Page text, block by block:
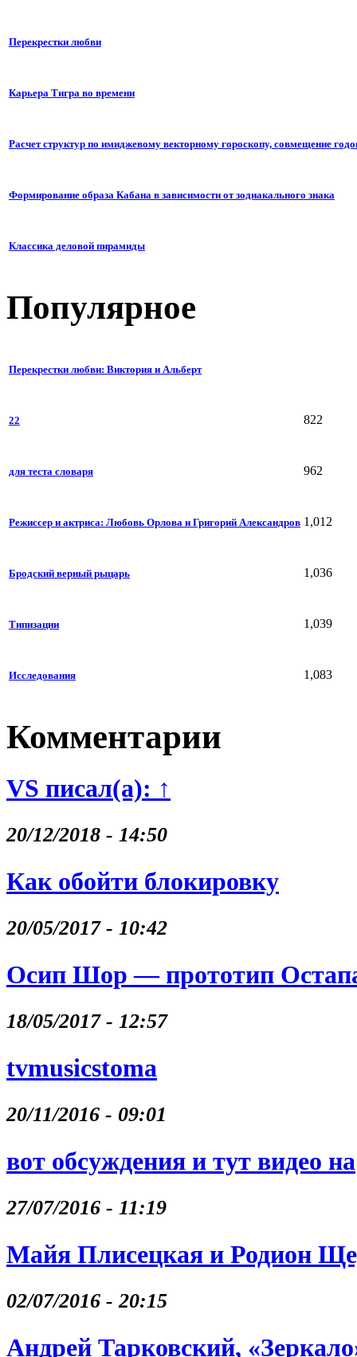
Перекрестки любви
Карьера Тигра во времени
Расчет структур по имиджевому векторному гороскопу, совмещение
Формирование образа Кабана в зависимости от зодиакального знака
Классика деловой пирамиды
Популярное
Перекрестки любви: Виктория и Альберт
22 822
для теста словаря 962
Режиссер и актриса: Любовь Орлова и Григорий Александров 1,012
Бродский верный рыцарь 1,036
Типизации 1,039
Исследования 1,083
Комментарии
VS писал(а): ↑
20/12/2018 - 14:50
Как обойти блокировку
20/05/2017 - 10:42
Осип Шор — прототип
18/05/2017 - 12:57
tvmusicstoma
20/11/2016 - 09:01
вот обсуждения и тут видео на
27/07/2016 - 11:19
Майя Плисецкая и Родион
02/07/2016 - 20:15
Андрей Тарковский,